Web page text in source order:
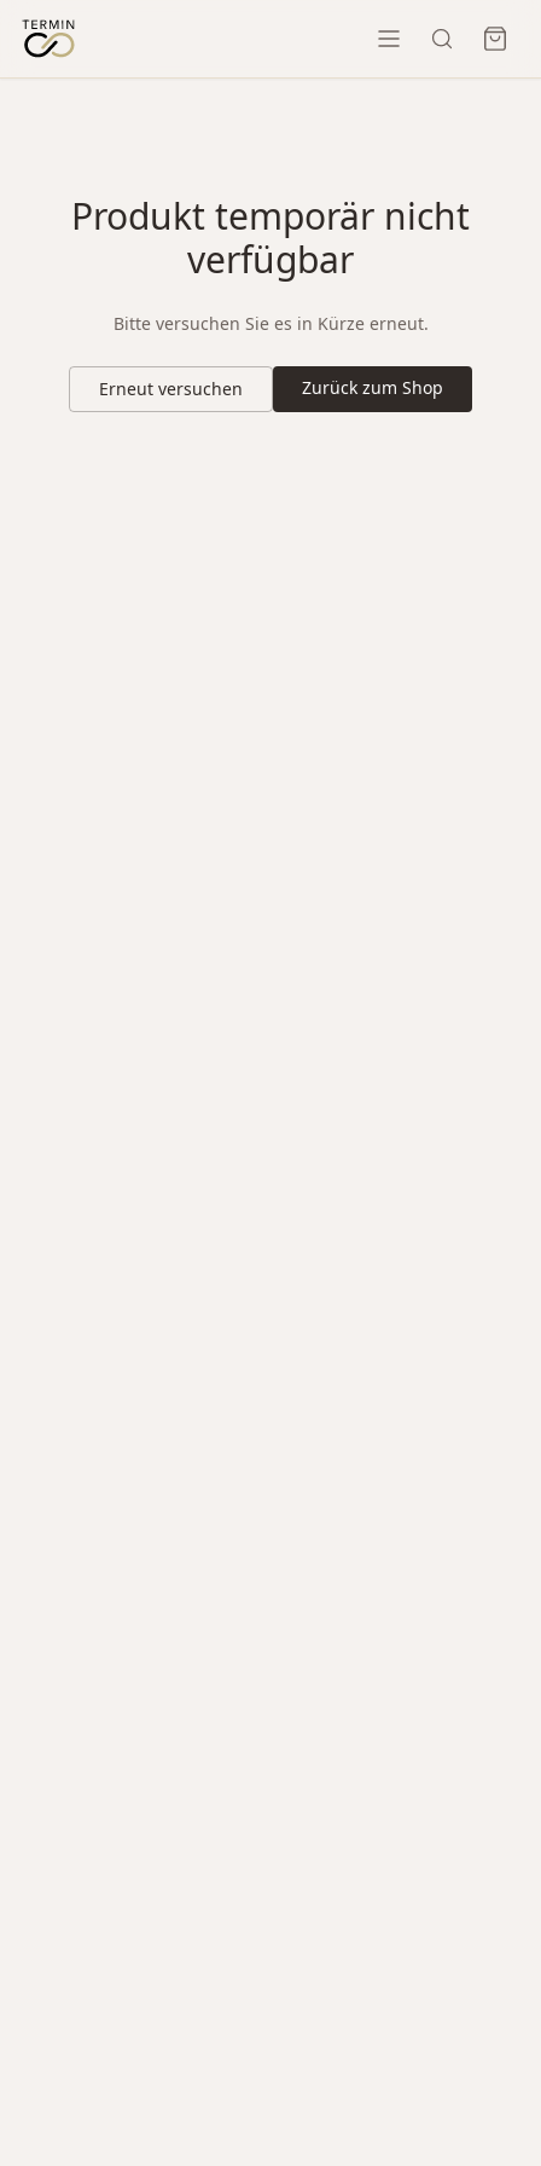
Produkt temporär nicht
verfügbar
Bitte versuchen Sie es in Kürze erneut.
Erneut versuchen Zurück zum Shop